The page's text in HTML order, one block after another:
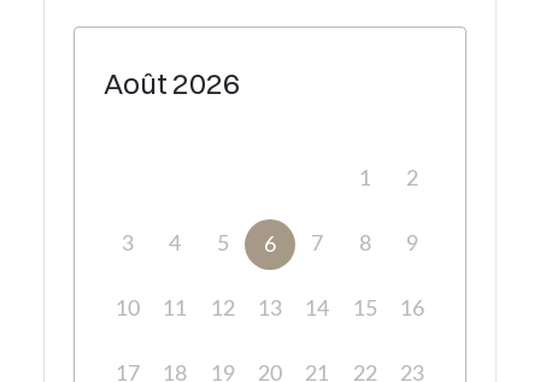
Août 2026
1 2
3 4 5 6 7 8 9
10 11 12 13 14 15 16
17 18 19 20 21 22 23